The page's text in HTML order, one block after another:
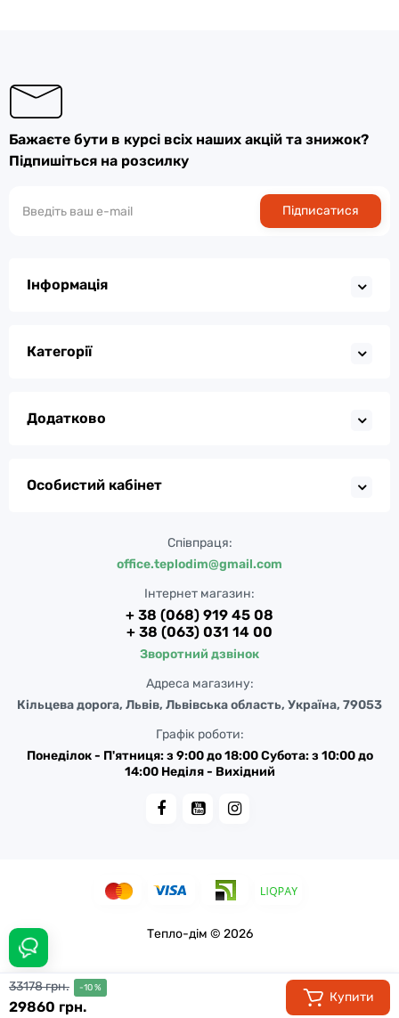
33178 грн. -10 %
29860 грн.
Купити
Бажаєте бути в курсі всіх наших акцій та знижок?
Підпишіться на розсилку
Підписатися
Інформація
Категорії
Додатково
Особистий кабінет
Співпраця:
office.teplodim@gmail.com
Інтернет магазин:
+ 38 (068) 919 45 08
+ 38 (063) 031 14 00
Зворотний дзвінок
Адреса магазину:
Кільцева дорога, Львів, Львівська область, Україна, 79053
Графік роботи:
Понеділок - П'ятниця: з 9:00 до 18:00 Субота: з 10:00 до
14:00 Неділя - Вихідний
Тепло-дім © 2026